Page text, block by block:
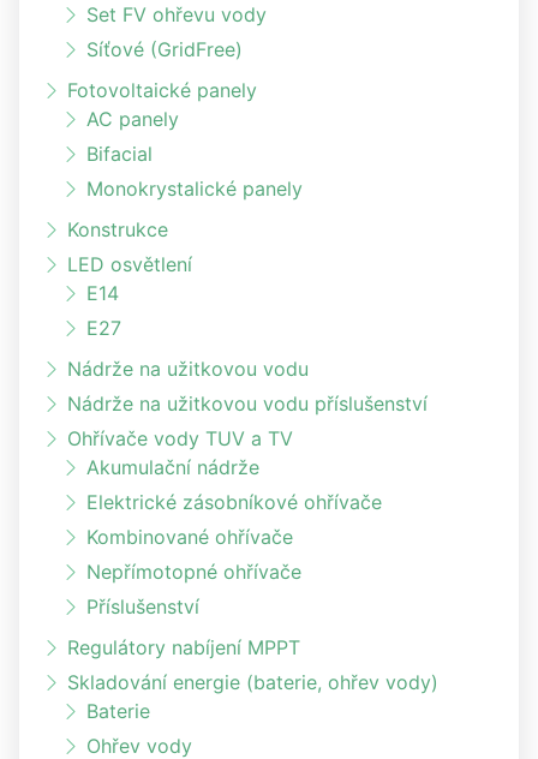
Set FV ohřevu vody
Síťové (GridFree)
Fotovoltaické panely
AC panely
Bifacial
Monokrystalické panely
Konstrukce
LED osvětlení
E14
E27
Nádrže na užitkovou vodu
Nádrže na užitkovou vodu příslušenství
Ohřívače vody TUV a TV
Akumulační nádrže
Elektrické zásobníkové ohřívače
Kombinované ohřívače
Nepřímotopné ohřívače
Příslušenství
Regulátory nabíjení MPPT
Skladování energie (baterie, ohřev vody)
Baterie
Ohřev vody